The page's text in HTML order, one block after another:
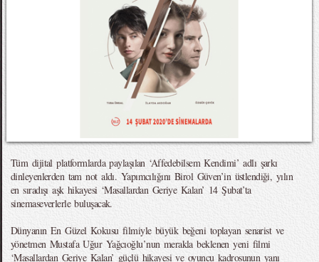
Tüm dijital platformlarda paylaşılan ‘Affedebilsem Kendimi’ adlı şarkı
dinleyenlerden tam not aldı. Yapımcılığını Birol Güven’in üstlendiği, yılın
en sıradışı aşk hikayesi ‘Masallardan Geriye Kalan’ 14 Şubat’ta
sinemaseverlerle buluşacak.
Dünyanın En Güzel Kokusu filmiyle büyük beğeni toplayan senarist ve
yönetmen Mustafa Uğur Yağcıoğlu’nun merakla beklenen yeni filmi
‘Masallardan Geriye Kalan’ güçlü hikayesi ve oyuncu kadrosunun yanı